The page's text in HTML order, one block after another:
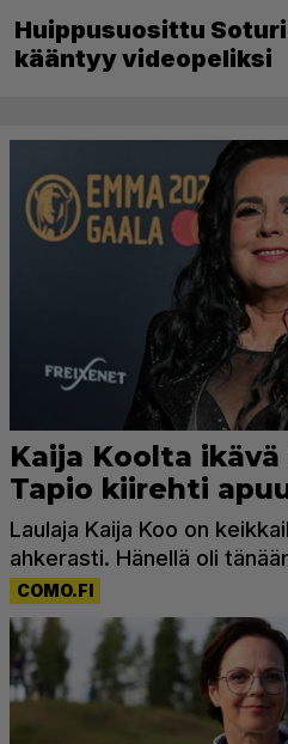
Huippusuosittu
kääntyy videopeliksi